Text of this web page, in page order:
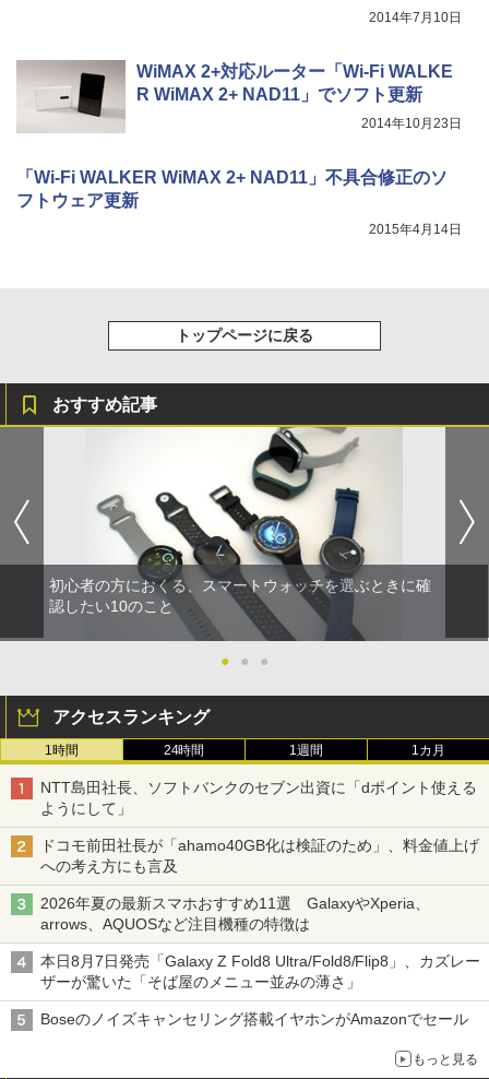
2014年7月10日
WiMAX 2+対応ルーター「Wi-Fi WALKE
R WiMAX 2+ NAD11」でソフト更新
2014年10月23日
「Wi-Fi WALKER WiMAX 2+ NAD11」不具合修正のソ
フトウェア更新
2015年4月14日
トップページに戻る
おすすめ記事
初心者の方におくる、スマートウォッチを選ぶときに確
認したい10のこと
● ● ●
アクセスランキング
1時間 24時間 1週間 1カ月
NTT島田社長、ソフトバンクのセブン出資に「dポイント使える
ようにして」
ドコモ前田社長が「ahamo40GB化は検証のため」、料金値上げ
への考え方にも言及
2026年夏の最新スマホおすすめ11選 GalaxyやXperia、
arrows、AQUOSなど注目機種の特徴は
本日8月7日発売「Galaxy Z Fold8 Ultra/Fold8/Flip8」、カズレー
ザーが驚いた「そば屋のメニュー並みの薄さ」
Boseのノイズキャンセリング搭載イヤホンがAmazonでセール
もっと見る